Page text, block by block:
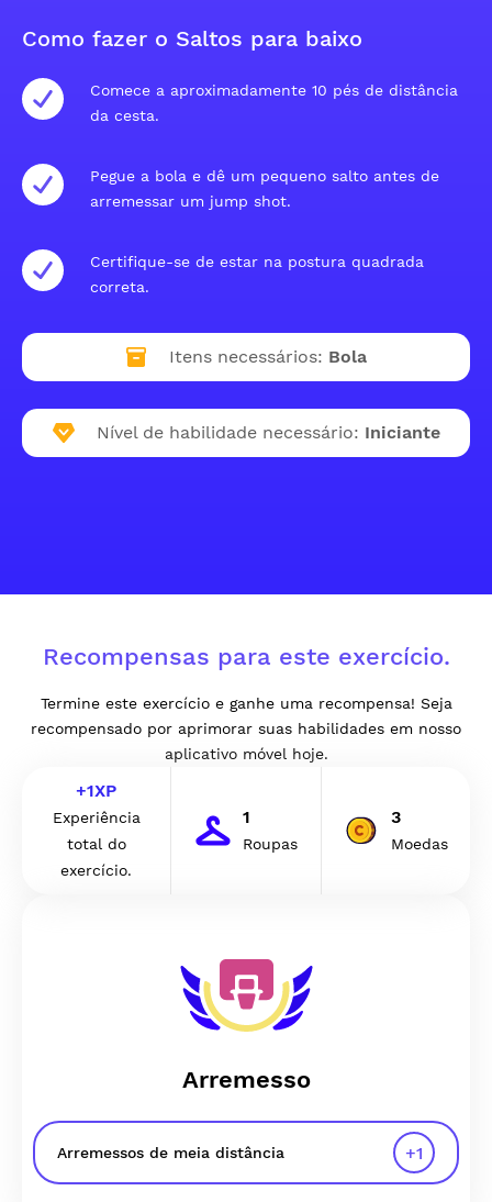
Como fazer o Saltos para baixo
Comece a aproximadamente 10 pés de distância
da cesta.
Pegue a bola e dê um pequeno salto antes de
arremessar um jump shot.
Certifique-se de estar na postura quadrada
correta.
Itens necessários: Bola
Nível de habilidade necessário: Iniciante
Recompensas para este exercício.
Termine este exercício e ganhe uma recompensa! Seja
recompensado por aprimorar suas habilidades em nosso
aplicativo móvel hoje.
+1XP
Experiência
total do
exercício.
1
Roupas
3
Moedas
Arremesso
Arremessos de meia distância +1